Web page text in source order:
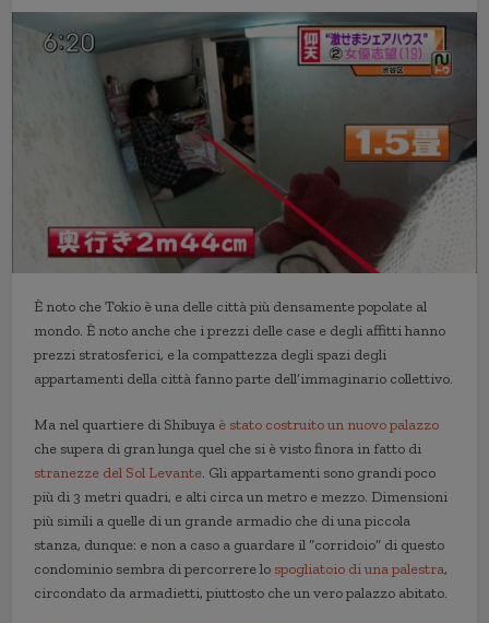
È noto che Tokio è una delle città più densamente popolate al
mondo. È noto anche che i prezzi delle case e degli affitti hanno
prezzi stratosferici, e la compattezza degli spazi degli
appartamenti della città fanno parte dell’immaginario collettivo.
Ma nel quartiere di Shibuya è stato costruito un nuovo palazzo
che supera di gran lunga quel che si è visto finora in fatto di
stranezze del Sol Levante. Gli appartamenti sono grandi poco
più di 3 metri quadri, e alti circa un metro e mezzo. Dimensioni
più simili a quelle di un grande armadio che di una piccola
stanza, dunque: e non a caso a guardare il “corridoio” di questo
condominio sembra di percorrere lo spogliatoio di una palestra,
circondato da armadietti, piuttosto che un vero palazzo abitato.